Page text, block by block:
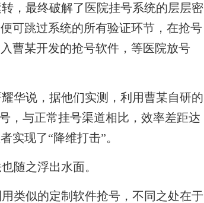
，最终破解了医院挂号系统的层层密
可跳过系统的所有验证环节，在抢号
曹某开发的抢号软件，等医院放号
说，据他们实测，利用曹某自研的
，与正常挂号渠道相比，效率差距达
实现了“降维打击”。
随之浮出水面。
似的定制软件抢号，不同之处在于